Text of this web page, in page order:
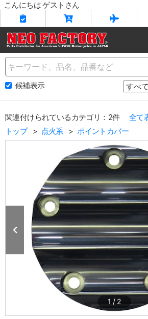
こんにちは ゲストさん
Name
候補表示
関連付けられているカテゴリ：2件
全て
トップ
点火系 ポイントカバー
1 / 2